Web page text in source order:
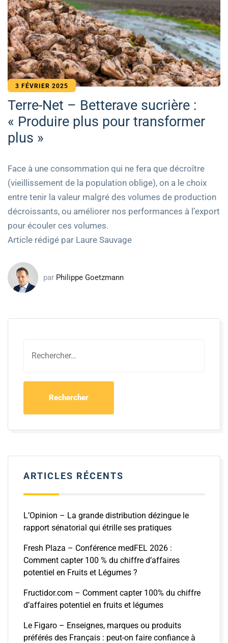
3 FÉVRIER 2025
Terre-Net – Betterave sucrière :
« Produire plus pour transformer
plus »
Face à une consommation qui ne fera que décroître
(vieillissement de la population oblige), on a le choix
entre tenir la valeur malgré des volumes de production
décroissants, ou améliorer nos performances à l’export
pour écouler ces volumes.
Article rédigé par Laure Sauvage
par Philippe Goetzmann
ARTICLES RÉCENTS
L’Opinion – La grande distribution dézingue le
rapport sénatorial qui étrille ses pratiques
Fresh Plaza – Conférence medFEL 2026 :
Comment capter 100 % du chiffre d’affaires
potentiel en Fruits et Légumes ?
Fructidor.com – Comment capter 100% du chiffre
d’affaires potentiel en fruits et légumes
Le Figaro – Enseignes, marques ou produits
préférés des Français : peut-on faire confiance à